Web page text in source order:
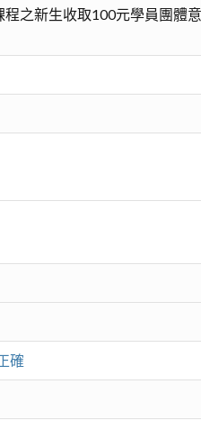
之新生收取100元學員團體意
確